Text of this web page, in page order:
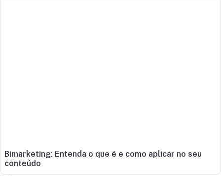
Bimarketing: Entenda o que é e como aplicar no seu
conteúdo